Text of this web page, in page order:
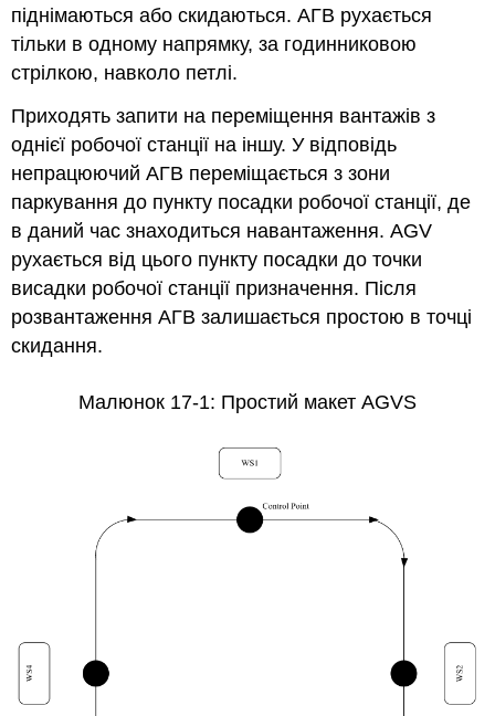
піднімаються або скидаються. АГВ рухається
тільки в одному напрямку, за годинниковою
стрілкою, навколо петлі.
Приходять запити на переміщення вантажів з
однієї робочої станції на іншу. У відповідь
непрацюючий АГВ переміщається з зони
паркування до пункту посадки робочої станції, де
в даний час знаходиться навантаження. AGV
рухається від цього пункту посадки до точки
висадки робочої станції призначення. Після
розвантаження АГВ залишається простою в точці
скидання.
Малюнок 17-1: Простий макет AGVS